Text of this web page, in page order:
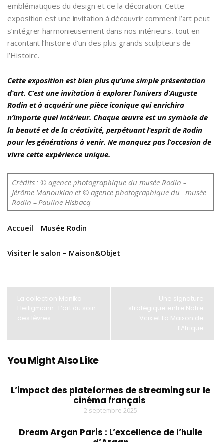
emblématiques du design et de la décoration. Cette
exposition est une invitation à découvrir comment l’art peut
s’intégrer harmonieusement dans nos intérieurs, tout en
racontant l’histoire d’un des plus grands sculpteurs de
l’Histoire.
Cette exposition est bien plus qu’une simple présentation
d’art. C’est une invitation à explorer l’univers d’Auguste
Rodin et à acquérir une pièce iconique qui enrichira
n’importe quel intérieur. Chaque œuvre est un symbole de
la beauté et de la créativité, perpétuant l’esprit de Rodin
pour les générations à venir. Ne manquez pas l’occasion de
vivre cette expérience unique.
Crédits : © agence photographique du musée Rodin –
Jérôme Manoukian et © agence photographique du musée
Rodin – Pauline Hisbacq
Accueil | Musée Rodin
Visiter le salon – Maison&Objet
La collection Monika
Heiligmann : L’art du soin
des lèvres
Une signature
stratégique entre Notre
Voix et La Maison de
l’Afrique
You Might Also Like
L’impact des plateformes de streaming sur le
cinéma français
2 septembre 2025
Dream Argan Paris : L’excellence de l’huile